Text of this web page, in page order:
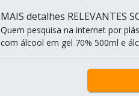
MAIS detalhes RELEVANTES
Quem pesquisa na internet por
com álcool em gel 70% 500ml e